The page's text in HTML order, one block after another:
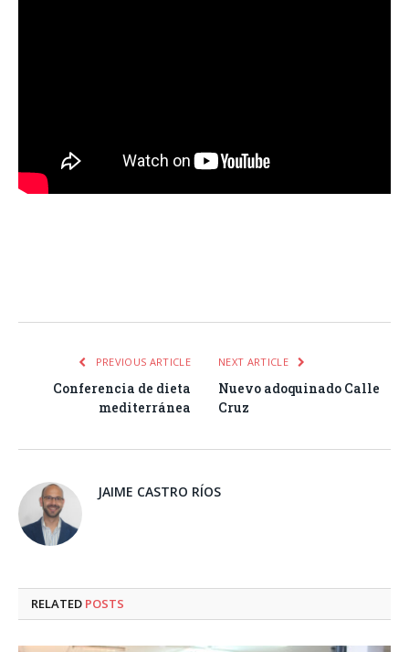
PREVIOUS ARTICLE
Conferencia de dieta
mediterránea
NEXT ARTICLE
Nuevo adoquinado Calle
Cruz
JAIME CASTRO RÍOS
RELATED POSTS